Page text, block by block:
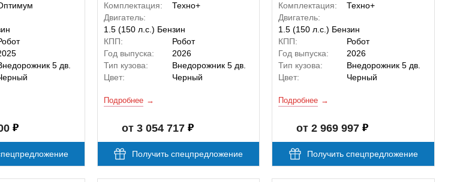
5 дв.
Комплектация:
Техно+
Двигатель:
1.5 (150 л.с.) Бензин
КПП:
Робот
Год выпуска:
2026
Тип кузова:
Внедорожник 5 дв.
Цвет:
Черный
Подробнее
от 3 054 717
Получить спецпредложение
Комплектация:
Техно+
Двигатель:
1.5 (150 л.с.) Бензин
КПП:
Робот
Год выпуска:
2026
Тип кузова:
Внедорожник 5 дв.
Цвет:
Черный
Подробнее
от 2 969 997
Получить спецпредложение